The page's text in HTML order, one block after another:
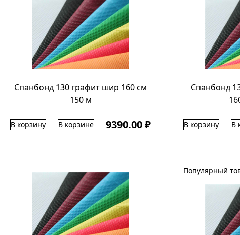
Спанбонд 130 графит шир 160 см
150 м
В корзину В корзине 9390.00 ₽
Спанбонд
В корзину В
Популярный